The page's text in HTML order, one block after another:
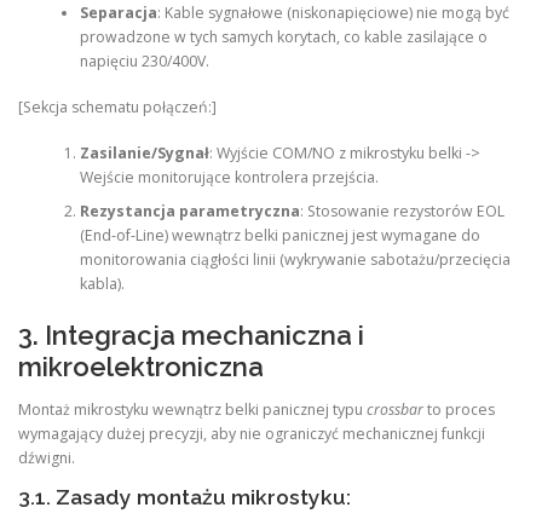
Separacja: Kable sygnałowe (niskonapięciowe) nie mogą być
prowadzone w tych samych korytach, co kable zasilające o
napięciu 230/400V.
[Sekcja schematu połączeń:]
Zasilanie/Sygnał: Wyjście COM/NO z mikrostyku belki ->
Wejście monitorujące kontrolera przejścia.
Rezystancja parametryczna: Stosowanie rezystorów EOL
(End-of-Line) wewnątrz belki panicznej jest wymagane do
monitorowania ciągłości linii (wykrywanie sabotażu/przecięcia
kabla).
3. Integracja mechaniczna i
mikroelektroniczna
Montaż mikrostyku wewnątrz belki panicznej typu crossbarto proces
wymagający dużej precyzji, aby nie ograniczyć mechanicznej funkcji
dźwigni.
3.1. Zasady montażu mikrostyku: